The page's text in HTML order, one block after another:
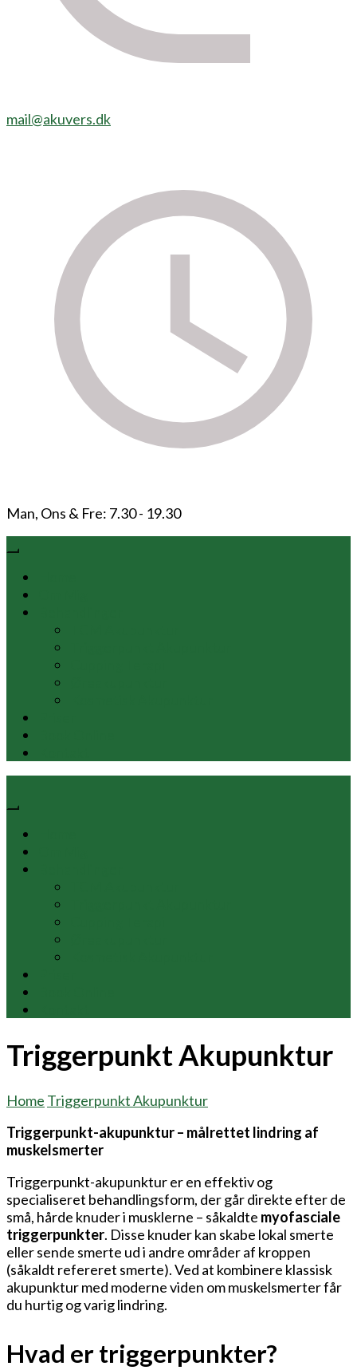
mail@akuvers.dk
Man, Ons & Fre: 7.30 - 19.30
Triggerpunkt Akupunktur
Home Triggerpunkt Akupunktur
Triggerpunkt-akupunktur – målrettet lindring af
muskelsmerter
Triggerpunkt-akupunktur er en effektiv og
specialiseret behandlingsform, der går direkte efter de
små, hårde knuder i musklerne – såkaldte myofasciale
triggerpunkter. Disse knuder kan skabe lokal smerte
eller sende smerte ud i andre områder af kroppen
(såkaldt refereret smerte). Ved at kombinere klassisk
akupunktur med moderne viden om muskelsmerter får
du hurtig og varig lindring.
Hvad er triggerpunkter?